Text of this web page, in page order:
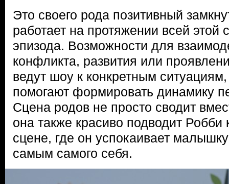
Это своего рода позитивный
работает на протяжении всей этой
эпизода. Возможности для
конфликта, развития или
ведут шоу к конкретным
помогают формировать динамику
Сцена родов не просто сводит
она также красиво подводит Робби
сцене, где он успокаивает
самым самого себя.